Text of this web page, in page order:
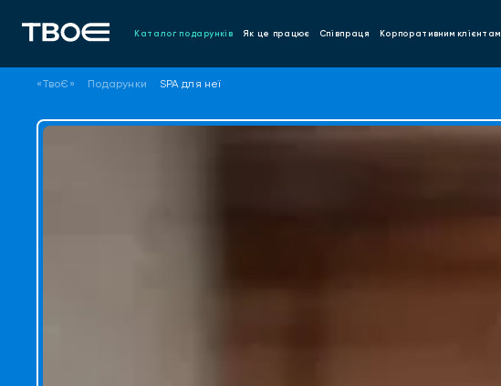
Каталог подарунків Як це працює Співпраця Корпоративним клієнтам
«ТвоЄ» Подарунки SPA для неї